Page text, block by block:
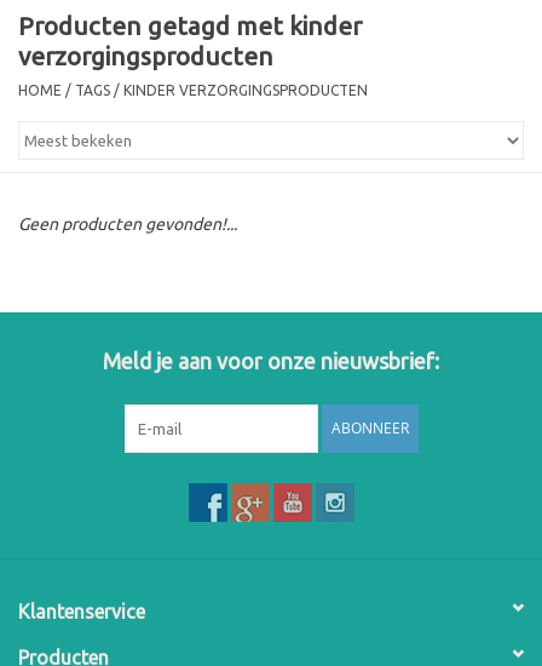
Merken
Producten getagd met kinder
verzorgingsproducten
HOME / TAGS / KINDER VERZORGINGSPRODUCTEN
Geen producten gevonden!...
Meld je aan voor onze nieuwsbrief:
ABONNEER
Klantenservice
Producten